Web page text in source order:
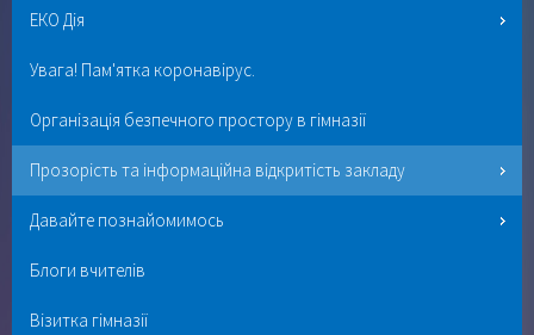
ЕКО Дія
Увага! Пам'ятка коронавірус.
Організація безпечного простору в гімназії
Прозорість та інформаційна відкритість закладу
Давайте познайомимось
Блоги вчителів
Візитка гімназії